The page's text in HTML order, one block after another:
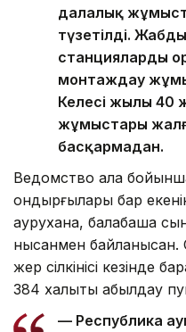
далалық
түзетілді.
станцияларды
монтаждау
Келесі жылы 40
жұмыстары
басқармадан.
Ведомство қала
қондырғылары бар
аурухана, балабақша
нысанмен байланысқан.
жер сілкінісі кезінде
384 халықты қабылдау
— Республика